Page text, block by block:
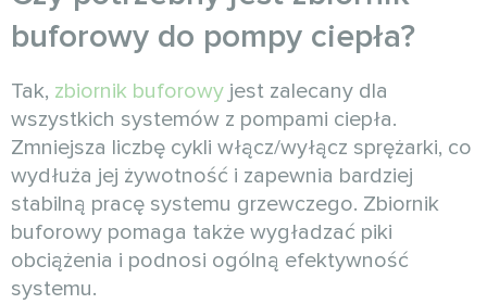
buforowy do pompy ciepła?
Tak, zbiornik buforowy jest zalecany dla
wszystkich systemów z pompami ciepła.
Zmniejsza liczbę cykli włącz/wyłącz sprężarki, co
wydłuża jej żywotność i zapewnia bardziej
stabilną pracę systemu grzewczego. Zbiornik
buforowy pomaga także wygładzać piki
obciążenia i podnosi ogólną efektywność
systemu.